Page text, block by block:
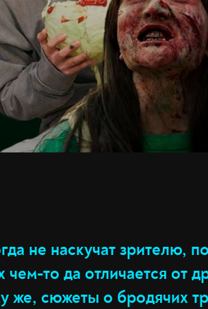
не наскучат зрителю,
то да отличается от
же, сюжеты о бродячих